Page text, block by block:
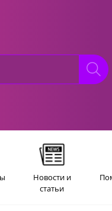
Новости и
статьи